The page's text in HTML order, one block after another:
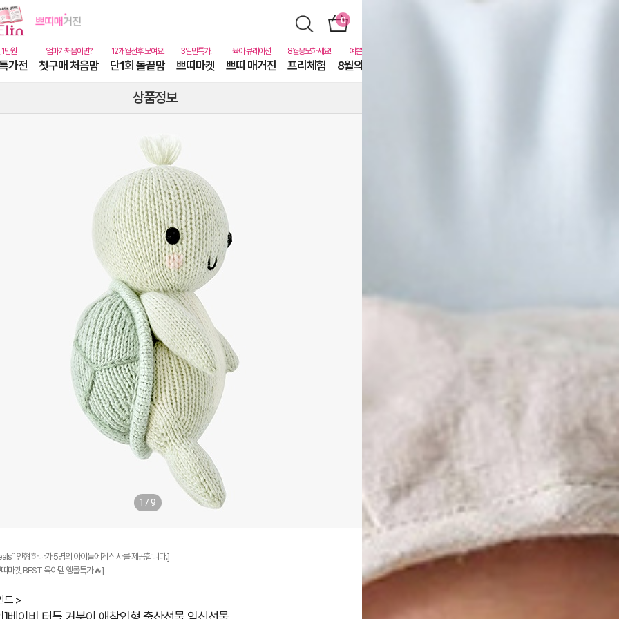
가전 첫구매 처음맘 단1회 돌끝맘 쁘띠마켓 쁘띠 매거진 프리체험 8월의 동물친구들
상품정보
1/9
인형 하나가 5명의 아이들에게 식사를 제공합니다.]
마켓 BEST 육아템 앵콜특가🔥]
드 >